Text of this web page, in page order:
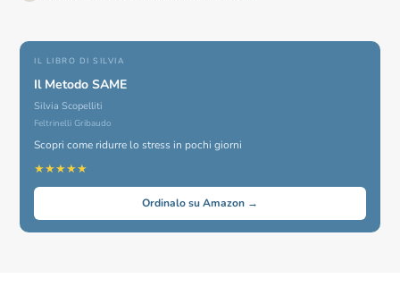
IL LIBRO DI SILVIA
Il Metodo SAME
Silvia Scopelliti
Feltrinelli Gribaudo
Scopri come ridurre lo stress in pochi giorni
★★★★★
Ordinalo su Amazon →